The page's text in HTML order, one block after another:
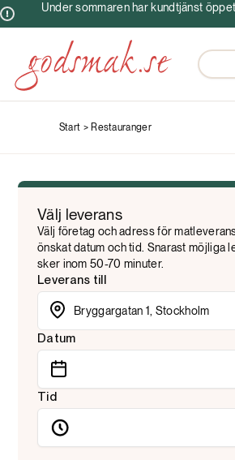
Under sommaren har kundtjänst
Start > Restauranger
Välj leverans
Välj företag och adress för
önskat datum och tid. Snarast möjliga
sker inom 50-70 minuter.
Leverans till
Datum
Tid